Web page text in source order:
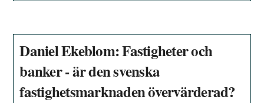
Daniel Ekeblom: Fastigheter och
banker - är den svenska
fastighetsmarknaden övervärderad?